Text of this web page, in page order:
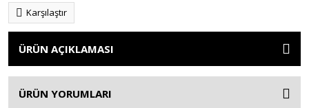
Karşılaştır
ÜRÜN AÇIKLAMASI
ÜRÜN YORUMLARI